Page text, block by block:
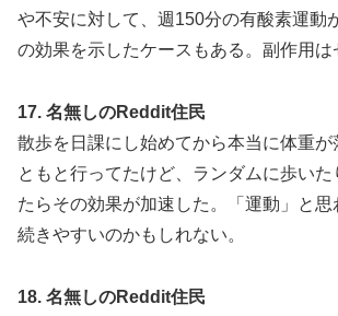
や不安に対して、週150分の有酸素運動
の効果を示したケースもある。副作用は
17. 名無しのReddit住民
散歩を日課にし始めてから本当に体重が
ともと行ってたけど、ランダムに歩いた
たらその効果が加速した。「運動」と思
続きやすいのかもしれない。
18. 名無しのReddit住民